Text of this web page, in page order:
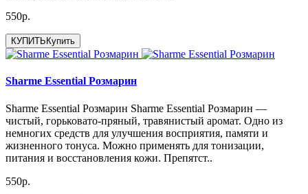
550р.
КУПИТЬ Купить
Sharme Essential Розмарин
Sharme Essential Розмарин Sharme Essential Розмарин —
чистый, горьковато-пряный, травянистый аромат. Одно из
немногих средств для улучшения восприятия, памяти и
жизненного тонуса. Можно применять для тонизации,
питания и восстановления кожи. Препятст..
550р.